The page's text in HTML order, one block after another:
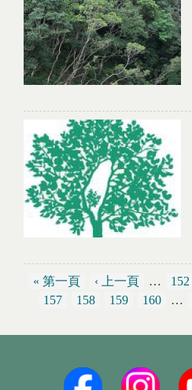
頁面
« 第一頁 ‹ 上一頁 … 152
157
158 159 160 …